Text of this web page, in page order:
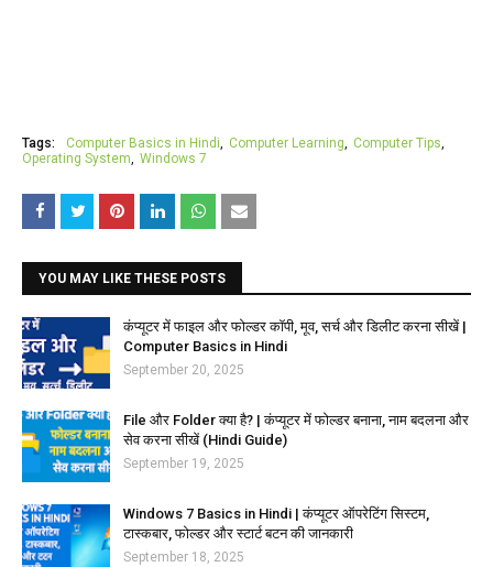
Tags: Computer Basics in Hindi Computer Learning
Computer Tips
Operating System
Windows 7
YOU MAY LIKE THESE POSTS
कंप्यूटर में फाइल और फोल्डर कॉपी, मूव, सर्च और डिलीट करना सीखें |
Computer Basics in Hindi
September 20, 2025
File और Folder क्या है? | कंप्यूटर में फोल्डर बनाना, नाम बदलना और
सेव करना सीखें (Hindi Guide)
September 19, 2025
Windows 7 Basics in Hindi | कंप्यूटर ऑपरेटिंग सिस्टम,
टास्कबार, फोल्डर और स्टार्ट बटन की जानकारी
September 18, 2025